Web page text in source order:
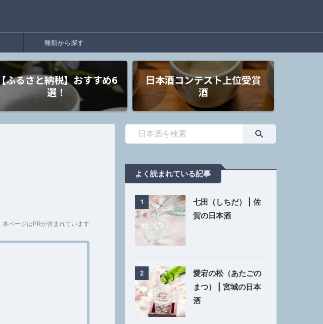
種類から探す
【ふるさと納税】おすすめ6
選！
日本酒コンテスト上位受賞
酒
本ページはPRが含まれています
よく読まれている記事
1
七田（しちだ） | 佐
賀の日本酒
2
愛宕の松（あたごの
まつ） | 宮城の日本
酒